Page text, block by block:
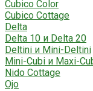
Cubico Color
Cubico Cottage
Delta
Delta 10 и Delta 20
Deltini и Mini-Deltini
Mini-Cubi и Maxi-
Nido Cottage
Ojo